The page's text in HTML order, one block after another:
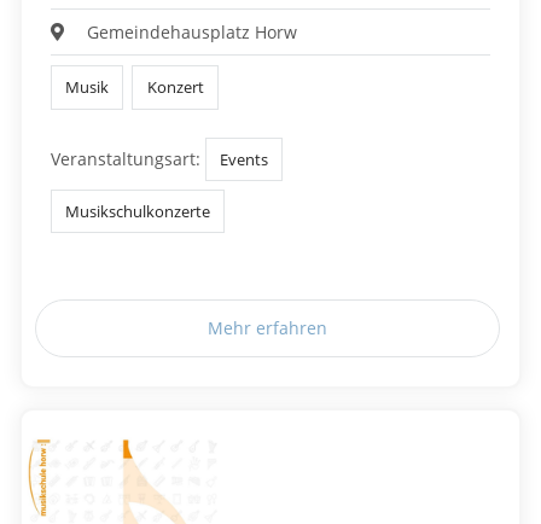
Gemeindehausplatz Horw
Musik Konzert
Veranstaltungsart: Events
Musikschulkonzerte
Mehr erfahren